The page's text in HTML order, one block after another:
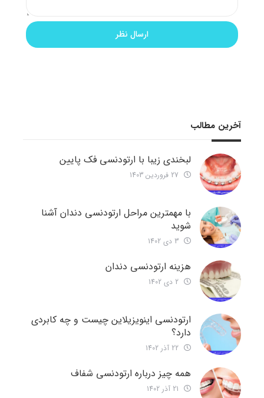
آخرین مطالب
لبخندی زیبا با ارتودنسی فک پایین
با مهمترین مراحل ارتودنسی دندان آشنا
شوید
هزینه ارتودنسی دندان
ارتودنسی اینویزیلاین چیست و چه کابردی
دارد؟
همه چیز درباره ارتودنسی شفاف